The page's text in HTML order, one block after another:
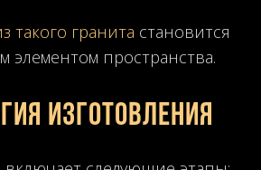
такого гранита становится
элементом пространства.
изготовления